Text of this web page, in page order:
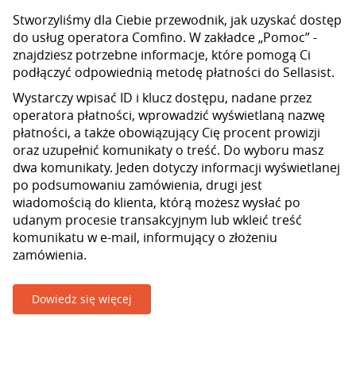
Stworzyliśmy dla Ciebie przewodnik, jak uzyskać dostęp
do usług operatora Comfino. W zakładce „Pomoc” -
znajdziesz potrzebne informacje, które pomogą Ci
podłączyć odpowiednią metodę płatności do Sellasist.
Wystarczy wpisać ID i klucz dostępu, nadane przez
operatora płatności, wprowadzić wyświetlaną nazwę
płatności, a także obowiązujący Cię procent prowizji
oraz uzupełnić komunikaty o treść. Do wyboru masz
dwa komunikaty. Jeden dotyczy informacji wyświetlanej
po podsumowaniu zamówienia, drugi jest
wiadomością do klienta, którą możesz wysłać po
udanym procesie transakcyjnym lub wkleić treść
komunikatu w e-mail, informujący o złożeniu
zamówienia.
Dowiedz się więcej